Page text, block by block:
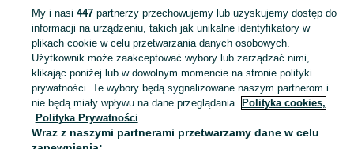
Skorzystaj z największego serwisu ogłoszeniowego - Grojec i okolice! Kupuj to, czego pragniesz i sprzedawaj to, czego już nie potrzebujesz!
Mapa kategorii
Mapa miejscowości
Mapa ministron
Popularne wyszukiwania
My i nasi 447partnerzy przechowujemy lub uzyskujemy dostęp do
informacji na urządzeniu, takich jak unikalne identyfikatory w
plikach cookie w celu przetwarzania danych osobowych.
Użytkownik może zaakceptować wybory lub zarządzać nimi,
klikając poniżej lub w dowolnym momencie na stronie polityki
prywatności. Te wybory będą sygnalizowane naszym partnerom i
nie będą miały wpływu na dane przeglądania. Polityka cookies,
Polityka Prywatności
Wraz z naszymi partnerami przetwarzamy dane w celu